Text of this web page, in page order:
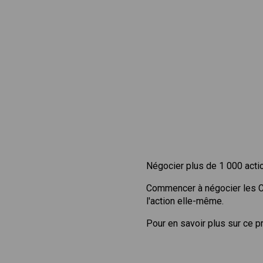
Négocier plus de 1 000
Commencer à négocier les
l'action elle-même.
Pour en savoir plus sur ce